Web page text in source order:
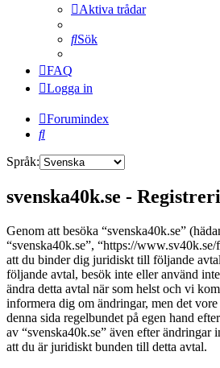
Aktiva trådar
Sök
FAQ
Logga in
Forumindex
Sök
Språk:
svenska40k.se -
Genom att besöka “svenska40k.se”
“svenska40k.se”, “https://
att du binder dig juridiskt till följande
följande avtal, besök inte eller använd
ändra detta avtal när som helst och vi
informera dig om ändringar, men det
denna sida regelbundet på egen hand
av “svenska40k.se” även efter ändringar
att du är juridiskt bunden till detta avtal.